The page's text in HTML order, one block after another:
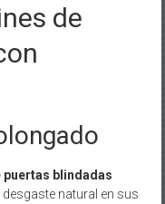
de
puertas blindadas
natural en sus